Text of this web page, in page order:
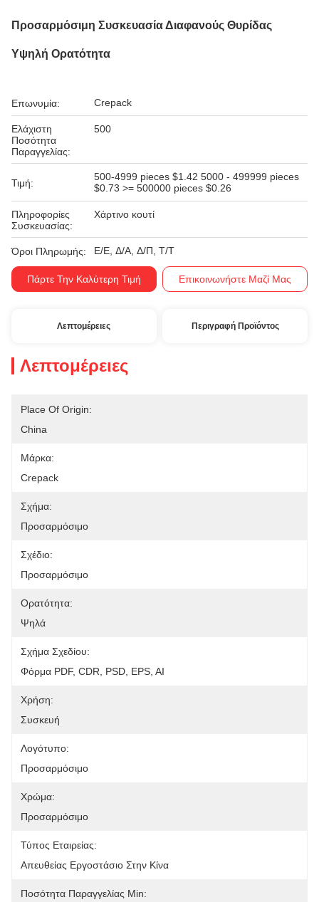
Προσαρμόσιμη Συσκευασία Διαφανούς Θυρίδας
Υψηλή Ορατότητα
Επωνυμία: Crepack
Ελάχιστη
Ποσότητα
Παραγγελίας:
500
Τιμή:
500-4999 pieces $1.42 5000 - 499999 pieces
$0.73 >= 500000 pieces $0.26
Πληροφορίες
Συσκευασίας:
Χάρτινο κουτί
Όροι Πληρωμής: Ε/Ε, Δ/Α, Δ/Π, Τ/Τ
Πάρτε Την Καλύτερη Τιμή Επικοινωνήστε Μαζί Μας
Λεπτομέρειες Περιγραφή Προϊόντος
Λεπτομέρειες
Place Of Origin:
China
Μάρκα:
Crepack
Σχήμα:
Προσαρμόσιμο
Σχέδιο:
Προσαρμόσιμο
Ορατότητα:
Ψηλά
Σχήμα Σχεδίου:
Φόρμα PDF, CDR, PSD, EPS, AI
Χρήση:
Συσκευή
Λογότυπο:
Προσαρμόσιμο
Χρώμα:
Προσαρμόσιμο
Τύπος Εταιρείας:
Απευθείας Εργοστάσιο Στην Κίνα
Ποσότητα Παραγγελίας Min: